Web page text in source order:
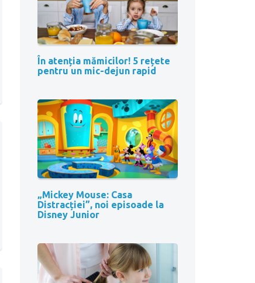
În atenția mămicilor! 5 rețete
pentru un mic-dejun rapid
„Mickey Mouse: Casa
Distracției”, noi episoade la
Disney Junior